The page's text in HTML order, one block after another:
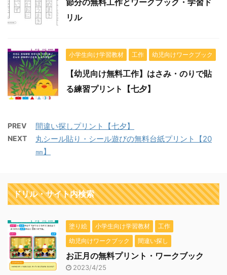
リル
小学生向け学習教材 工作 幼児向けワークブック
【幼児向け無料工作】はさみ・のりで貼
る練習プリント【七夕】
PREV 間違い探しプリント【七夕】
NEXT
丸シール貼り・シール遊びの無料台紙プリント【20
㎜】
ドリル・サイト内検索
塗り絵 小学生向け学習教材
工作
幼児向けワークブック
間違い探し
お正月の無料プリント・ワークブック
2023/4/25